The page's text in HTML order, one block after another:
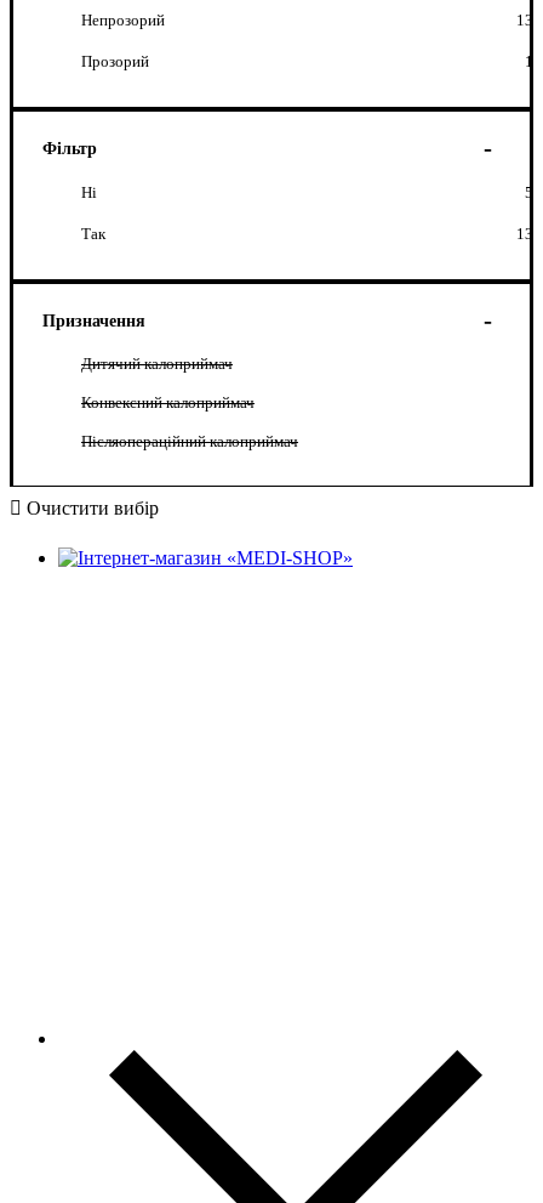
Непрозорий 13
Прозорий 1
Фільтр
Ні 5
Так 13
Призначення
Дитячий калоприймач
Конвексний калоприймач
Післяопераційний калоприймач
Очистити вибір